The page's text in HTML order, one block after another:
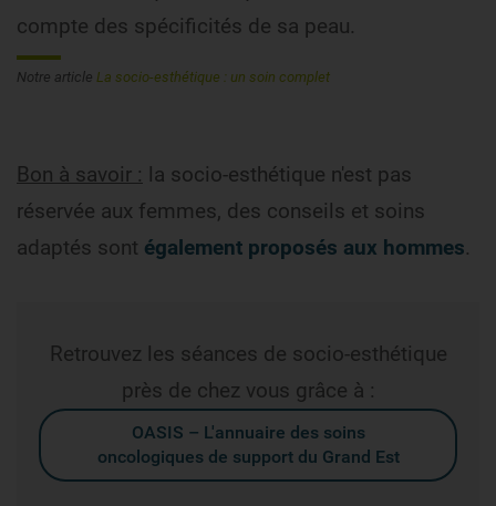
compte des spécificités de sa peau.
Notre article La socio-esthétique : un soin complet
Bon à savoir : la socio-esthétique n'est pas
réservée aux femmes, des conseils et soins
adaptés sont également proposés aux hommes.
Retrouvez les séances de socio-esthétique
près de chez vous grâce à :
OASIS – L'annuaire des soins
oncologiques de support du Grand Est